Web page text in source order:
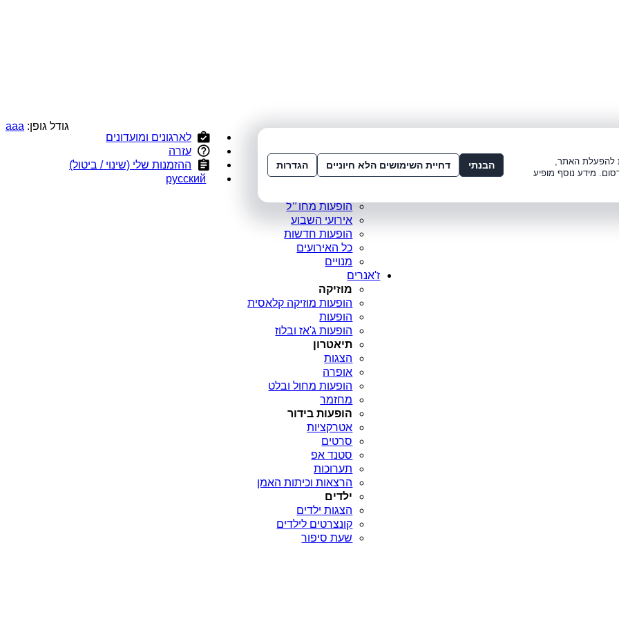
גודל גופן: aaa
עמוד ראשי
סופר פרייס
מופעים מומלצים
הופעות מחו״ל
אירועי השבוע
הופעות חדשות
כל האירועים
מנויים
ז'אנרים
מוזיקה
הופעות מוזיקה קלאסית
הופעות
הופעות ג'אז ובלוז
תיאטרון
הצגות
אופרה
הופעות מחול ובלט
מחזמר
הופעות בידור
אטרקציות
סרטים
סטנד אפ
תערוכות
הרצאות וכיתות האמן
ילדים
הצגות ילדים
קונצרטים לילדים
שעת סיפור
לארגונים ומועדונים
עזרה
ההזמנות שלי (שינוי / ביטול)
русский
להפעלת האתר,
מידע נוסף מופיע
הבנתי דחיית השימושים הלא חיוניים הגדרות